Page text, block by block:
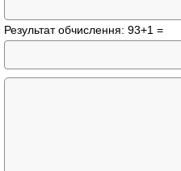
Результат обчислення: 93+1 =